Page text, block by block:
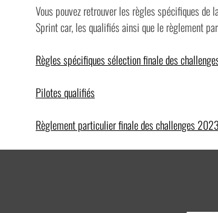
Vous pouvez retrouver les règles spécifiques
Sprint car, les qualifiés ainsi que le règlement
Règles spécifiques sélection finale des
Pilotes qualifiés
Règlement particulier finale des challenges 2023